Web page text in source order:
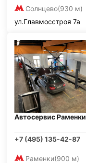
Солнцево(930 м)
ул.Главмосстроя 7а
Автосервис Раменки
+7 (495) 135-42-87
Раменки(900 м)